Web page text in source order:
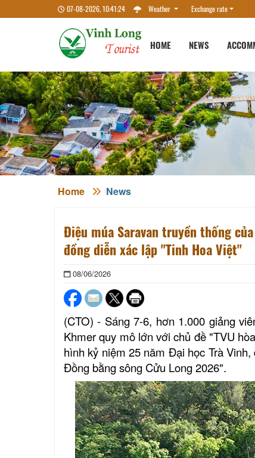
07-08-2026, 10:41:24 Weather Exchange rate
HOME NEWS
Home News
Điệu múa Saravan truyền thống
đồng diễn xác lập "Tinh Hoa Việt"
08/06/2026
(CTO) - Sáng 7-6, hơn 1.000 giảng
Khmer quy mô lớn với chủ đề "TVU
hình kỷ niệm 25 năm Đại học Trà
Đồng bằng sông Cửu Long 2026".